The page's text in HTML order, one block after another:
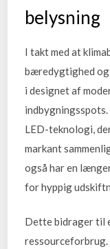
belysning
I takt med at
bæredygtighed
i designet af
LED-teknologi,
markant
også har en
for hyppig
Dette bidrager til
ressourceforbrug.